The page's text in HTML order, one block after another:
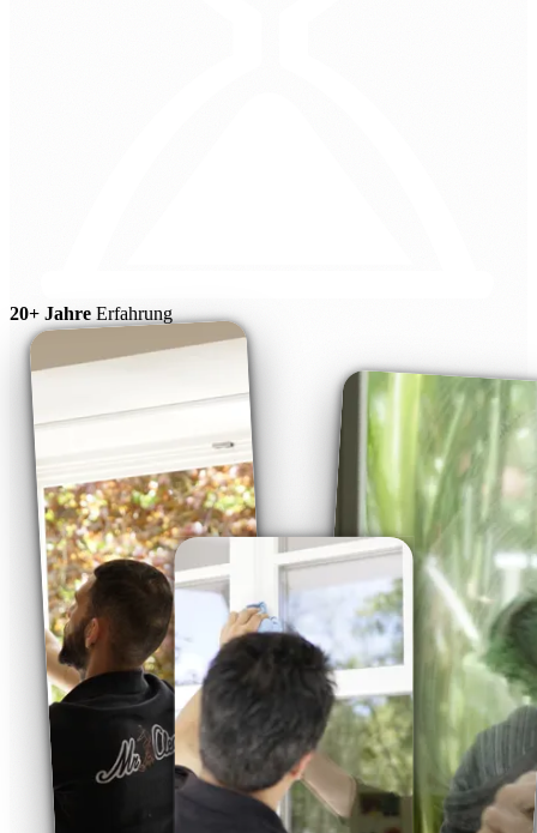
20+ Jahre Erfahrung